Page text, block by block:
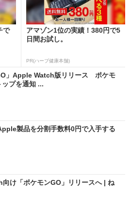
で
アマゾン1位の実績！380円で5
日間お試し。
PR(ハーブ健康本舗)
」Apple Watch版リリース ポケモ
ップを通知 ...
製品を分割手数料0円で入手する
け「ポケモンGO」リリースへ | ね